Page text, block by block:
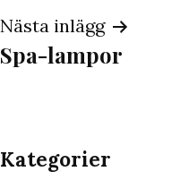
Nästa inlägg
Spa-lampor
Kategorier